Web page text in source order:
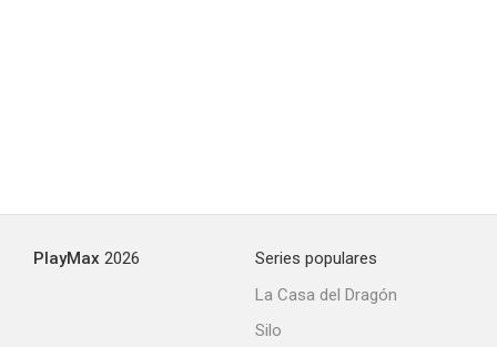
PlayMax 2026
Series populares
La Casa del Dragón
Silo